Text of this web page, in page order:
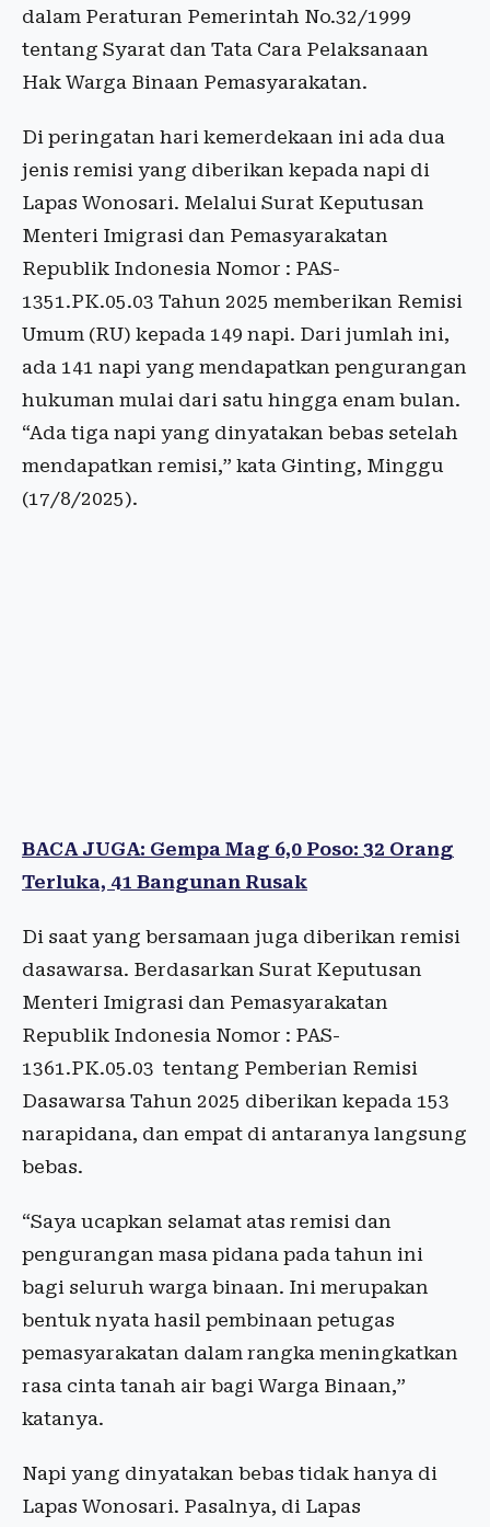
dalam Peraturan Pemerintah No.32/1999
tentang Syarat dan Tata Cara Pelaksanaan
Hak Warga Binaan Pemasyarakatan.
Di peringatan hari kemerdekaan ini ada dua
jenis remisi yang diberikan kepada napi di
Lapas Wonosari. Melalui Surat Keputusan
Menteri Imigrasi dan Pemasyarakatan
Republik Indonesia Nomor : PAS-
1351.PK.05.03 Tahun 2025 memberikan Remisi
Umum (RU) kepada 149 napi. Dari jumlah ini,
ada 141 napi yang mendapatkan pengurangan
hukuman mulai dari satu hingga enam bulan.
“Ada tiga napi yang dinyatakan bebas setelah
mendapatkan remisi,” kata Ginting, Minggu
(17/8/2025).
BACA JUGA: Gempa Mag 6,0 Poso: 32 Orang
Terluka, 41 Bangunan Rusak
Di saat yang bersamaan juga diberikan remisi
dasawarsa. Berdasarkan Surat Keputusan
Menteri Imigrasi dan Pemasyarakatan
Republik Indonesia Nomor : PAS-
1361.PK.05.03 tentang Pemberian Remisi
Dasawarsa Tahun 2025 diberikan kepada 153
narapidana, dan empat di antaranya langsung
bebas.
“Saya ucapkan selamat atas remisi dan
pengurangan masa pidana pada tahun ini
bagi seluruh warga binaan. Ini merupakan
bentuk nyata hasil pembinaan petugas
pemasyarakatan dalam rangka meningkatkan
rasa cinta tanah air bagi Warga Binaan,”
katanya.
Napi yang dinyatakan bebas tidak hanya di
Lapas Wonosari. Pasalnya, di Lapas